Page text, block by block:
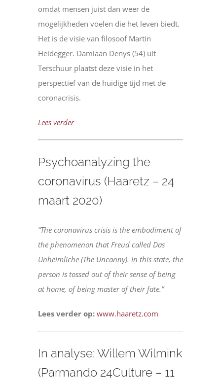
omdat mensen juist dan weer de
mogelijkheden voelen die het leven biedt.
Het is de visie van filosoof Martin
Heidegger. Damiaan Denys (54) uit
Terschuur plaatst deze visie in het
perspectief van de huidige tijd met de
coronacrisis.
Lees verder
Psychoanalyzing the
coronavirus (Haaretz – 24
maart 2020)
“The coronavirus crisis is the embodiment of
the phenomenon that Freud called Das
Unheimliche (The Uncanny). In this state, the
person is tossed out of their sense of being
at home, of being master of their fate.”
Lees verder op: www.haaretz.com
In analyse: Willem Wilmink
(Parmando 24Culture – 11